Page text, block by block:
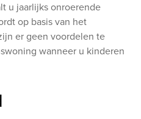
u jaarlijks onroerende
op basis van het
er geen voordelen te
wanneer u kinderen